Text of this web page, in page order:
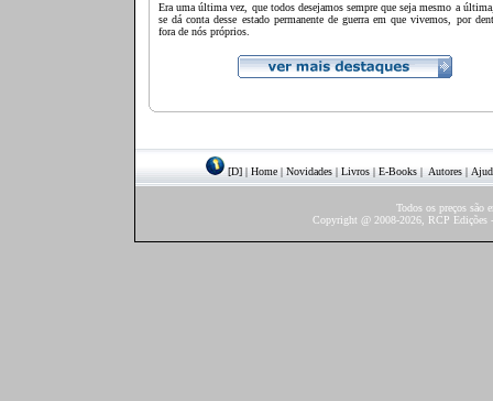
Era uma última vez, que todos desejamos sempre que seja mesmo a
se dá conta desse estado permanente de guerra em que vivemos, por
fora de nós próprios.
[D] | Home | Novidades | Livros | E-Books | Autores |
Todos os preços são
Copyright @ 2008-2026, RCP Edições